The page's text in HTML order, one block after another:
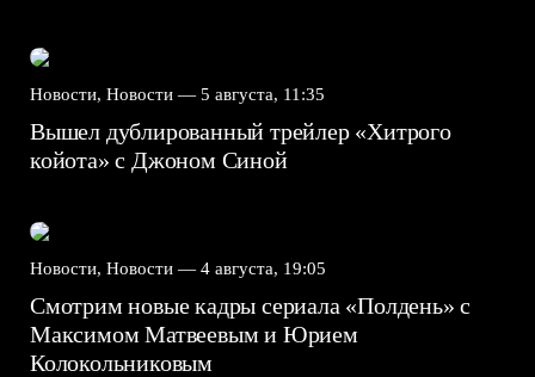
Новости, Новости — 5 августа, 11:35
Вышел дублированный трейлер «Хитрого
койота» с Джоном Синой
Новости, Новости — 4 августа, 19:05
Смотрим новые кадры сериала «Полдень» с
Максимом Матвеевым и Юрием
Колокольниковым